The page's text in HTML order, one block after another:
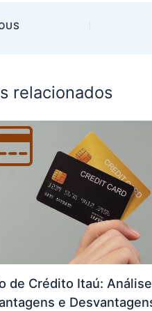
relacionados
de Crédito Itaú:
e